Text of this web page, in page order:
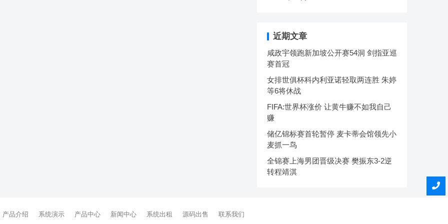
近期文章
咸政宇领跑新加坡公开赛54洞 剑指亚巡
赛首冠
女排世俱杯科内利亚诺轻取两连胜 朱婷
等6将休战
FIFA:世界杯涨价 让黄牛赚不如我自己
赚
储亿锦标赛首轮暂停 麦卡蒂会馆领先小
麦抓一鸟
全锦赛上海男团晋级决赛 樊振东3-2逆
转程靖淇
产品介绍 系统演示 产品中心 新闻中心 系统出租 源码出售 联系我们